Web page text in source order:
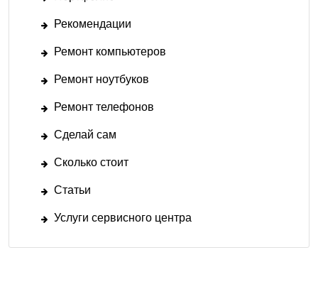
Рекомендации
Ремонт компьютеров
Ремонт ноутбуков
Ремонт телефонов
Сделай сам
Сколько стоит
Статьи
Услуги сервисного центра